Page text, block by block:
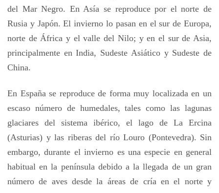
del Mar Negro. En Asía se reproduce por el norte de
Rusia y Japón. El invierno lo pasan en el sur de Europa,
norte de África y el valle del Nilo; y en el sur de Asia,
principalmente en India, Sudeste Asiático y Sudeste de
China.
En España se reproduce de forma muy localizada en un
escaso número de humedales, tales como las lagunas
glaciares del sistema ibérico, el lago de La Ercina
(Asturias) y las riberas del río Louro (Pontevedra). Sin
embargo, durante el invierno es una especie en general
habitual en la península debido a la llegada de un gran
número de aves desde la áreas de cría en el norte y